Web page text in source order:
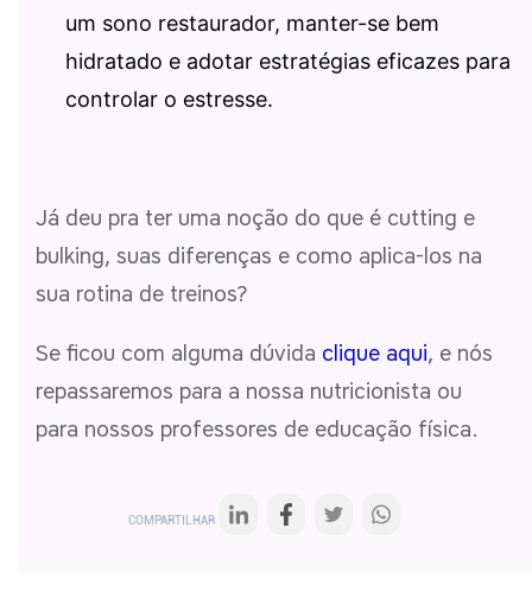
um sono restaurador, manter-se bem
hidratado e adotar estratégias eficazes para
controlar o estresse.
Já deu pra ter uma noção do que é cutting e
bulking, suas diferenças e como aplica-los na
sua rotina de treinos?
Se ficou com alguma dúvida clique aqui, e nós
repassaremos para a nossa nutricionista ou
para nossos professores de educação física.
COMPARTILHAR